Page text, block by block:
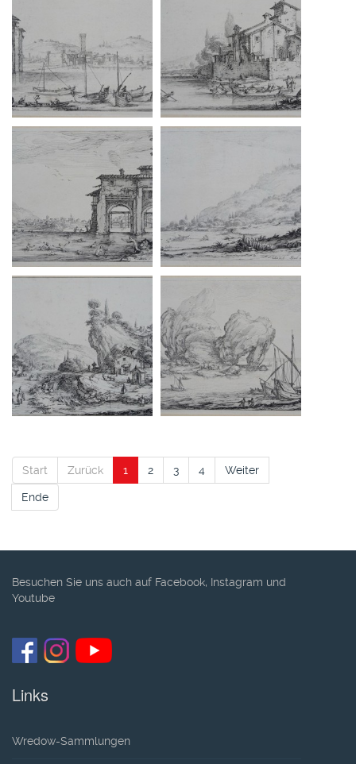
Start Zurück 1 2 3 4 Weiter
Ende
Besuchen Sie uns auch auf Facebook, Instagram und
Youtube
Links
Wredow-Sammlungen